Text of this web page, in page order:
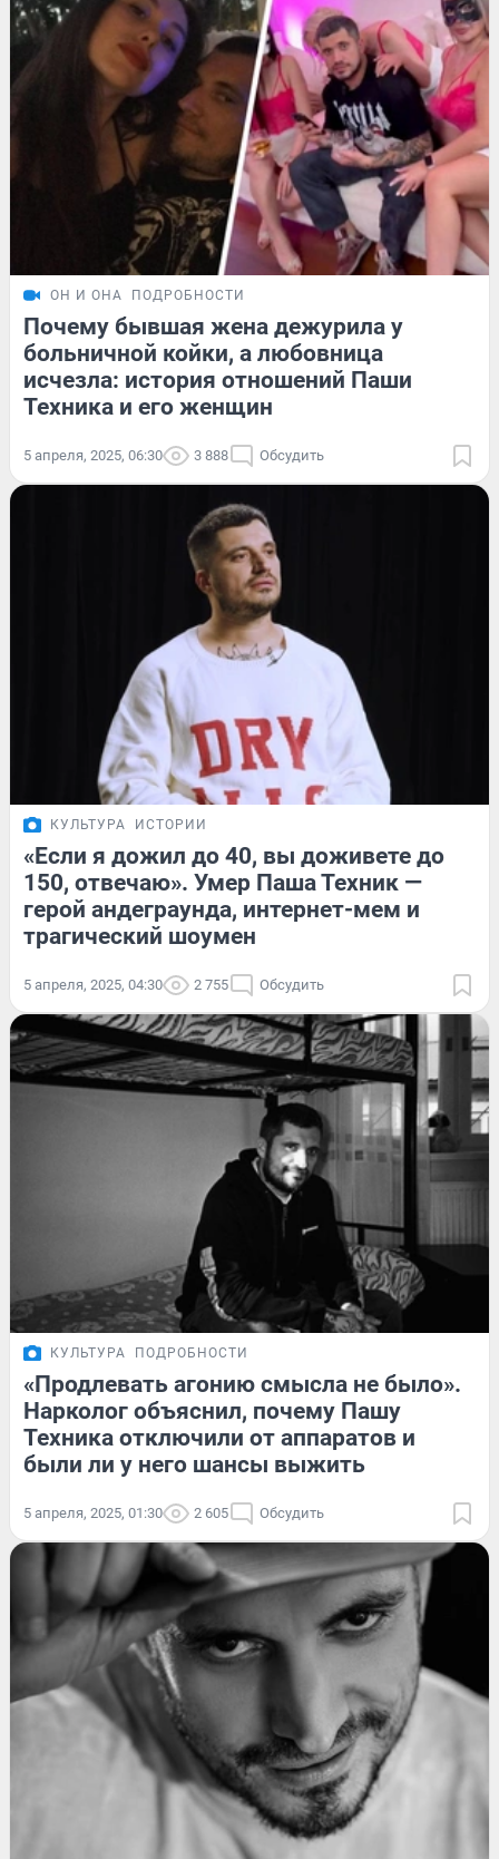
ОН И ОНА ПОДРОБНОСТИ
Почему бывшая жена дежурила у
больничной койки, а любовница
исчезла: история отношений Паши
Техника и его женщин
5 апреля, 2025, 06:30 3 888 Обсудить
КУЛЬТУРА ИСТОРИИ
«Если я дожил до 40, вы доживете до
150, отвечаю». Умер Паша Техник —
герой андеграунда, интернет-мем и
трагический шоумен
5 апреля, 2025, 04:30 2 755 Обсудить
КУЛЬТУРА ПОДРОБНОСТИ
«Продлевать агонию смысла не было».
Нарколог объяснил, почему Пашу
Техника отключили от аппаратов и
были ли у него шансы выжить
5 апреля, 2025, 01:30 2 605 Обсудить